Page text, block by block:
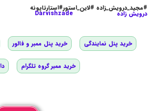
#مجید_درویش_زاده #لاین_استور#استارتاپونه
درویش زاده Darvishzade
خرید پنل نمایندگی خرید پنل ممبر و فالور
خرید ممبر گروه تلگرام